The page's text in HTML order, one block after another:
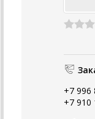
+7 996
+7 910